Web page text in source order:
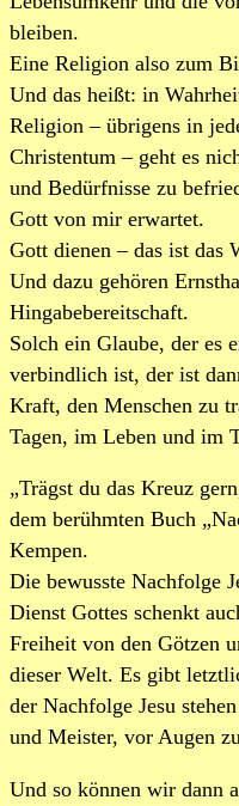
bleiben.
Eine Religion also zum
Und das heißt: in
Religion – übrigens in
Christentum – geht es
und Bedürfnisse zu
Gott von mir erwartet.
Gott dienen – das ist das
Und dazu gehören
Hingabebereitschaft.
Solch ein Glaube, der es
verbindlich ist, der ist
Kraft, den Menschen zu
Tagen, im Leben und im
„Trägst du das Kreuz
dem berühmten Buch
Kempen.
Die bewusste Nachfolge
Dienst Gottes schenkt
Freiheit von den Götzen
dieser Welt. Es gibt
der Nachfolge Jesu
und Meister, vor Augen
Und so können wir dann